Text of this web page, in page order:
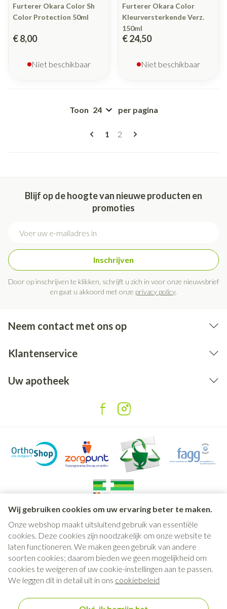
Wij gebruiken cookies om uw ervaring beter te maken.
Onze webshop maakt uitsluitend gebruik van essentiële
cookies. Deze cookies zijn noodzakelijk om onze website te
laten functioneren. We maken geen gebruik van andere
soorten cookies; daarom bieden we geen mogelijkheid om
cookies te weigeren of uw cookie-instellingen aan te passen.
We leggen dit in detail uit in ons cookiebeleid
Furterer Okara Color Sh
Color Protection 50ml
€ 8,00
Niet beschikbaar
Furterer Okara Color
Kleurversterkende Verz.
150ml
€ 24,50
Niet beschikbaar
Pagina's
U lees momenteel pagina
1 Pagina
2
Toon per pagina
Blijf op de hoogte van nieuwe producten en
promoties
Inschrijven
Door op inschrijven te klikken, schrijft u zich in voor onze nieuwsbrief
en gaat u akkoord met onze privacy policy.
Neem contact met ons op
Klantenservice
Uw apotheek
Juridische links